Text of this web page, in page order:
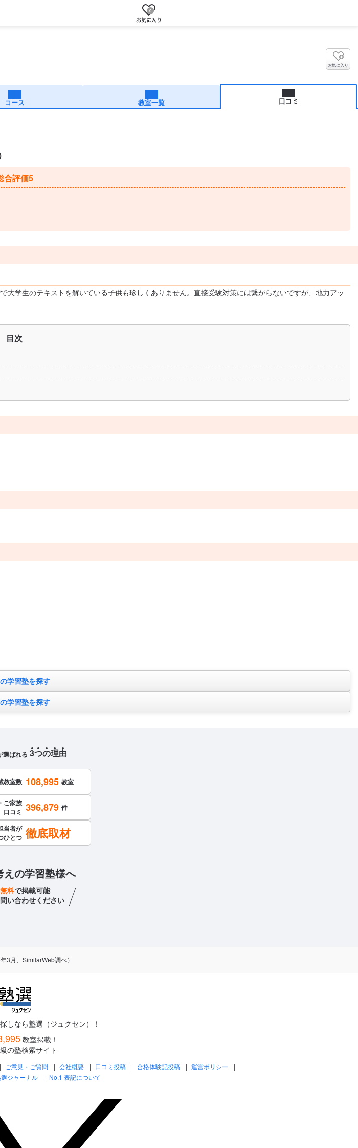
0
お気に入り
コース 教室一覧 口コミ
合評価5
学生のテキストを解いている子供も珍しくありません。直接受験対策には繋がらないですが、地力アッ
目次
学習塾を探す
学習塾を探す
選ばれる 3つの理由
教室数 108,995 教室
ご家族
口コミ 396,879 件
当者が
ひとつ 徹底取材
えの学習塾様へ
料で掲載可能
い合わせください
3月、SimilarWeb調べ）
しなら塾選（ジュクセン）！
教室掲載！
の塾検索サイト
ご意見・ご質問 会社概要 口コミ投稿 合格体験記投稿
運営ポリシー
ジャーナル No.1 表記について